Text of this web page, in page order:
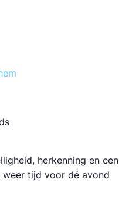
herkenning en een
tijd voor dé avond